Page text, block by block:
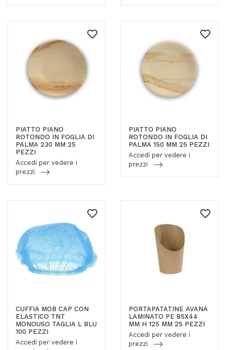
PIATTO PIANO
ROTONDO IN FOGLIA DI
PALMA 230 MM 25
PEZZI
Accedi per vedere i
prezzi
PIATTO PIANO
ROTONDO IN FOGLIA DI
PALMA 150 MM 25 PEZZI
Accedi per vedere i
prezzi
CUFFIA MOB CAP CON
ELASTICO TNT
MONOUSO TAGLIA L BLU
100 PEZZI
Accedi per vedere i
PORTAPATATINE AVANA
LAMINATO PE 85X44
MM H 125 MM 25 PEZZI
Accedi per vedere i
prezzi